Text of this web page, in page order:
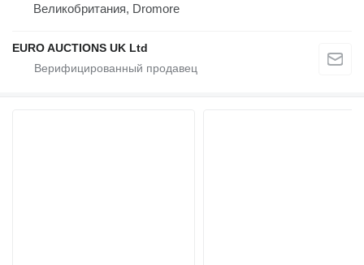
Великобритания, Dromore
EURO AUCTIONS UK Ltd